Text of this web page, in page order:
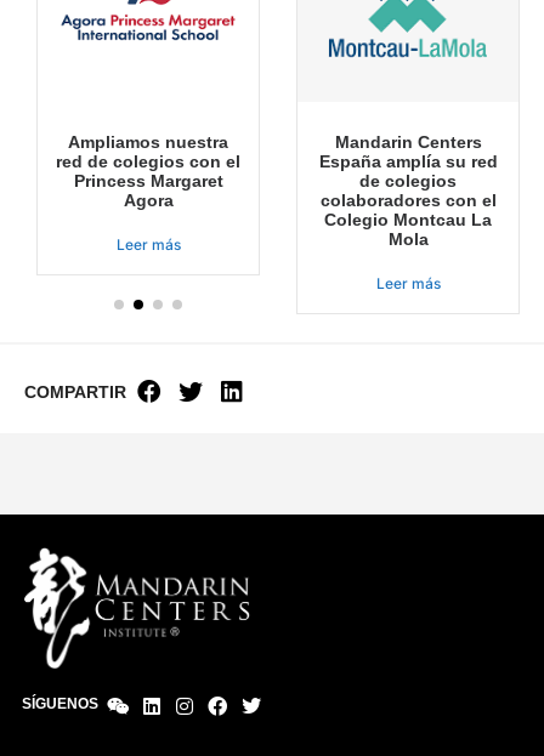
Ampliamos nuestra
red de colegios con el
Princess Margaret
Agora
Leer más
Mandarin Centers
España amplía su red
de colegios
colaboradores con el
Colegio Montcau La
Mola
Leer más
COMPARTIR
SÍGUENOS